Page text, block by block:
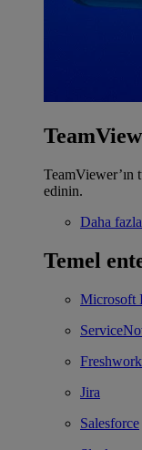
edinin.
Daha
Temel
Microsoft
Jira
Salesforce